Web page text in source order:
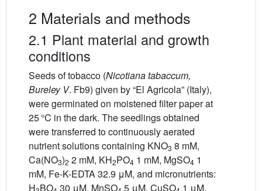
2 Materials and methods
2.1 Plant material and growth
conditions
Seeds of tobacco (Nicotiana tabaccum,
Bureley V. Fb9) given by “El Agricola” (Italy),
were germinated on moistened filter paper at
25 °C in the dark. The seedlings obtained
were transferred to continuously aerated
nutrient solutions containing KNO3 8 mM,
Ca(NO3)2 2 mM, KH2PO4 1 mM, MgSO4 1
mM, Fe-K-EDTA 32.9 μM, and micronutrients:
H BO 30 μM, MnSO 5 μM, CuSO 1 μM,